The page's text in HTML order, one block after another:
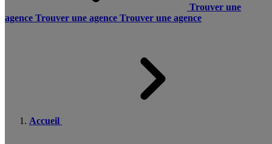
Trouver une
agence Trouver une agence Trouver une agence
Accueil